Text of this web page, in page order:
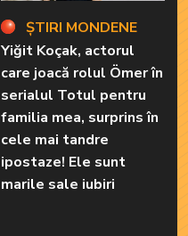
ȘTIRI MONDENE
Yiğit Koçak, actorul
care joacă rolul Ömer în
serialul Totul pentru
familia mea, surprins în
cele mai tandre
ipostaze! Ele sunt
marile sale iubiri